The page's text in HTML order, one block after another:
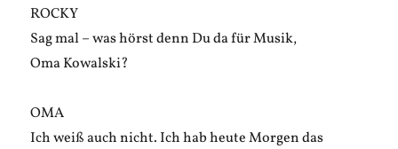
ROCKY
Sag mal – was hörst denn Du da für Musik,
Oma Kowalski?
OMA
Ich weiß auch nicht. Ich hab heute Morgen das